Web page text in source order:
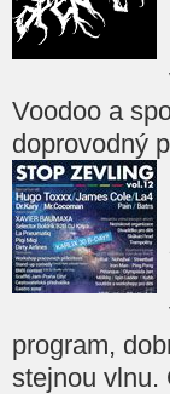
Voodoo a
doprovodný
program,
stejnou vlnu.